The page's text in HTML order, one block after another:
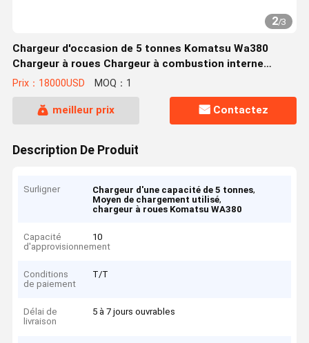
2/3
Chargeur d'occasion de 5 tonnes Komatsu Wa380
Chargeur à roues Chargeur à combustion interne
moyen
Prix：18000USD MOQ：1
meilleur prix Contactez
Description De Produit
Surligner Chargeur d'une capacité de 5 tonnes,
Moyen de chargement utilisé,
chargeur à roues Komatsu WA380
Capacité
d'approvisionnement
10
Conditions
de paiement
T/T
Délai de
livraison
5 à 7 jours ouvrables